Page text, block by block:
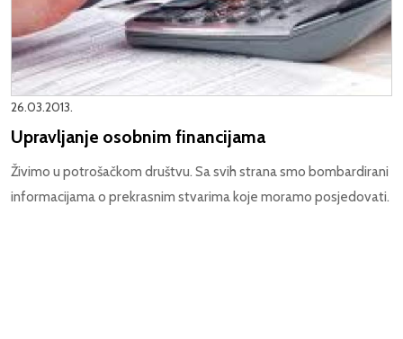
26.03.2013.
Upravljanje osobnim financijama
Živimo u potrošačkom društvu. Sa svih strana smo bombardirani
informacijama o prekrasnim stvarima koje moramo posjedovati.